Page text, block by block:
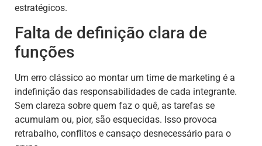
estratégicos.
Falta de definição clara de
funções
Um erro clássico ao montar um time de marketing é a
indefinição das responsabilidades de cada integrante.
Sem clareza sobre quem faz o quê, as tarefas se
acumulam ou, pior, são esquecidas. Isso provoca
retrabalho, conflitos e cansaço desnecessário para o